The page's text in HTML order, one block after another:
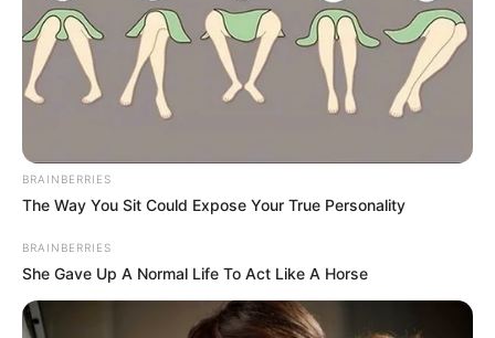
BRAINBERRIES
The Way You Sit Could Expose Your True Personality
BRAINBERRIES
She Gave Up A Normal Life To Act Like A Horse